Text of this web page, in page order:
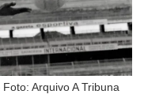
Arquivo A Tribuna